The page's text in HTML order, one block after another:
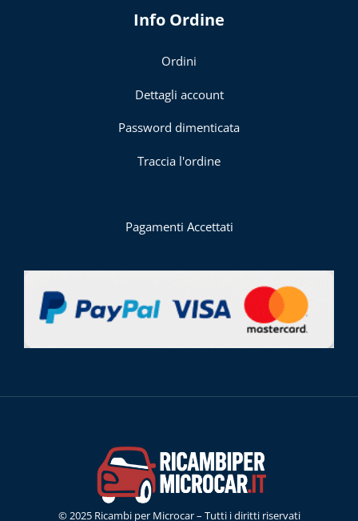
Info Ordine
Ordini
Dettagli account
Password dimenticata
Traccia l'ordine
Pagamenti Accettati
© 2025 Ricambi per Microcar – Tutti i diritti riservati